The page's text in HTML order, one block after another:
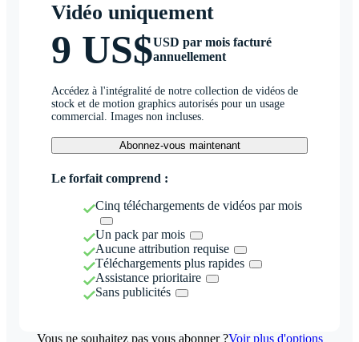
Vidéo uniquement
9 US$USD par mois facturé
annuellement
Accédez à l'intégralité de notre collection de vidéos de
stock et de motion graphics autorisés pour un usage
commercial. Images non incluses.
Abonnez-vous maintenant
Le forfait comprend :
Cinq téléchargements de vidéos par mois
Un pack par mois
Aucune attribution requise
Téléchargements plus rapides
Assistance prioritaire
Sans publicités
Vous ne souhaitez pas vous abonner ?Voir plus d'options